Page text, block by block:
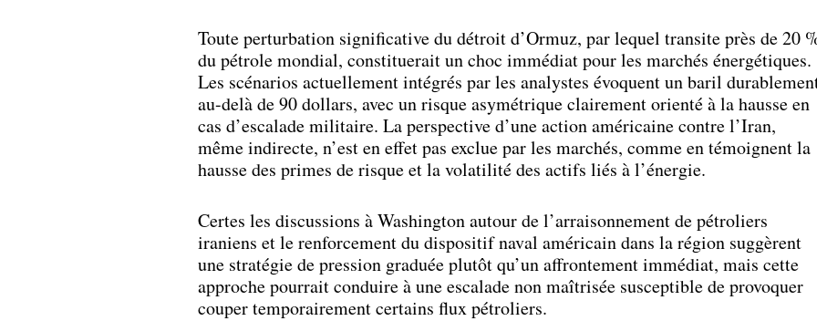
Toute perturbation significative du détroit d’Ormuz, par lequel transite près de 20
du pétrole mondial, constituerait un choc immédiat pour les marchés énergétiques.
Les scénarios actuellement intégrés par les analystes évoquent un baril
au-delà de 90 dollars, avec un risque asymétrique clairement orienté à la hausse en
cas d’escalade militaire. La perspective d’une action américaine contre l’Iran,
même indirecte, n’est en effet pas exclue par les marchés, comme en témoignent la
hausse des primes de risque et la volatilité des actifs liés à l’énergie.
Certes les discussions à Washington autour de l’arraisonnement de pétroliers
iraniens et le renforcement du dispositif naval américain dans la région suggèrent
une stratégie de pression graduée plutôt qu’un affrontement immédiat, mais cette
approche pourrait conduire à une escalade non maîtrisée susceptible de provoquer
couper temporairement certains flux pétroliers.